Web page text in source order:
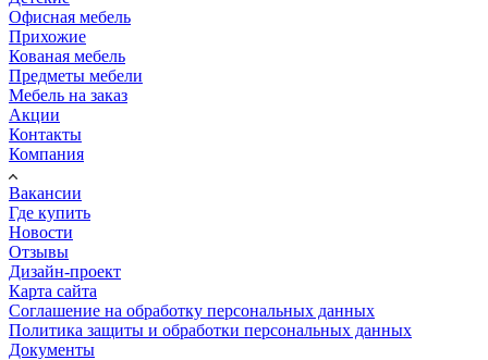
Офисная мебель
Прихожие
Кованая мебель
Предметы мебели
Мебель на заказ
Акции
Контакты
Компания
Вакансии
Где купить
Новости
Отзывы
Дизайн-проект
Карта сайта
Соглашение на обработку персональных данных
Политика защиты и обработки персональных данных
Документы